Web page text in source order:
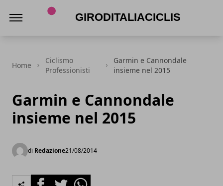
Home
Ciclismo
Professionisti
Garmin e Cannondale
insieme nel 2015
Garmin e Cannondale
insieme nel 2015
di Redazione21/08/2014
FacebookTwitterWhatsapp